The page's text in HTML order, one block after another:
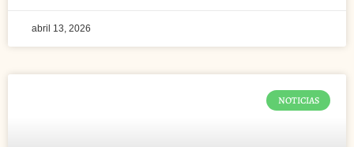
abril 13, 2026
NOTICIAS